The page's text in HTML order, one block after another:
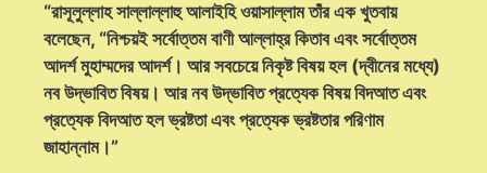
“রাসূলুল্লাহ সাল্লাল্লাহু আলাইহি ওয়াসাল্লাম তাঁর এক খুতবায়
বলেছেন, “নিশ্চয়ই সর্বোত্তম বাণী আল্লাহ্‌র কিতাব এবং সর্বোত্তম
আদর্শ মুহাম্মদের আদর্শ। আর সবচেয়ে নিকৃষ্ট বিষয় হল (দ্বীনের মধ্যে)
নব উদ্ভাবিত বিষয়। আর নব উদ্ভাবিত প্রত্যেক বিষয় বিদআত এবং
প্রত্যেক বিদআত হল ভ্রষ্টতা এবং প্রত্যেক ভ্রষ্টতার পরিণাম
জাহান্নাম।”